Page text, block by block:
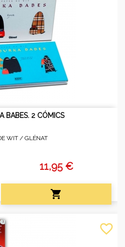
BABES. 2 CÓMICS
WIT / GLÉNAT
11,95 €

favorite_border